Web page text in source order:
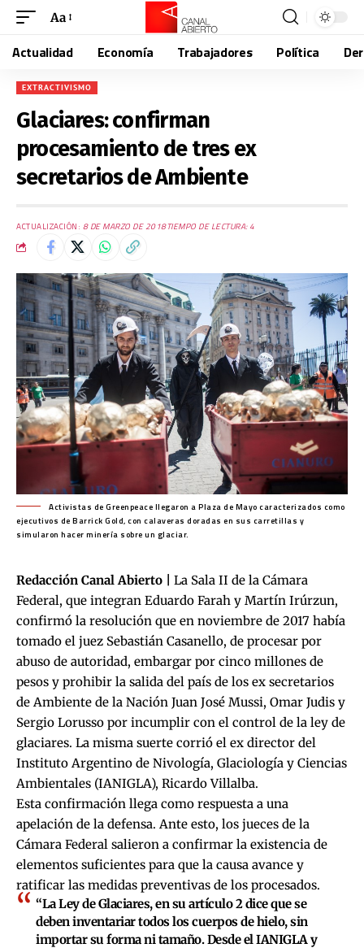
Aa
Actualidad Economía Trabajadores Política
EXTRACTIVISMO
Glaciares: confirman
procesamiento de tres ex
secretarios de Ambiente
ACTUALIZACIÓN: 8 DE MARZO DE 2018TIEMPO DE LECTURA: 4
Activistas de Greenpeace llegaron a Plaza de Mayo caracterizados como
ejecutivos de Barrick Gold, con calaveras doradas en sus carretillas y
simularon hacer minería sobre un glaciar.
Redacción Canal Abierto |
La Sala II de la Cámara
Federal, que integran Eduardo Farah y Martín Irúrzun,
confirmó la resolución que en noviembre de 2017 había
tomado el juez Sebastián Casanello, de procesar por
abuso de autoridad, embargar por cinco millones de
pesos y prohibir la salida del país de los ex secretarios
de Ambiente de la Nación Juan José Mussi, Omar Judis y
Sergio Lorusso por incumplir con el control de la ley de
glaciares. La misma suerte corrió el ex director del
Instituto Argentino de Nivología, Glaciología y Ciencias
Ambientales (IANIGLA), Ricardo Villalba.
Esta confirmación llega como respuesta a una
apelación de la defensa. Ante esto, los jueces de la
Cámara Federal salieron a confirmar la existencia de
elementos suficientes para que la causa avance y
ratificar las medidas preventivas de los procesados.
“La Ley de Glaciares, en su artículo 2 dice que se
deben inventariar todos los cuerpos de hielo, sin
importar su forma ni tamaño. Desde el IANIGLA y